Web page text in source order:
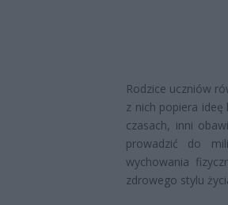
Rodzice uczniów
z nich popiera
czasach, inni
prowadzić do
wychowania
zdrowego stylu